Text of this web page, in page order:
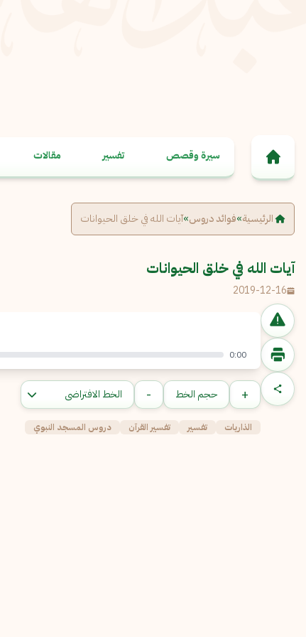
سيرة وقصص تفسير مقالات
الرئيسية»فوائد دروس»آيات الله في خلق الحيوانات
آيات الله في خلق الحيوانات
2019-12-16
0:00
+ حجم الخط -
الذاريات تفسير تفسير القرآن دروس المسجد النبوي